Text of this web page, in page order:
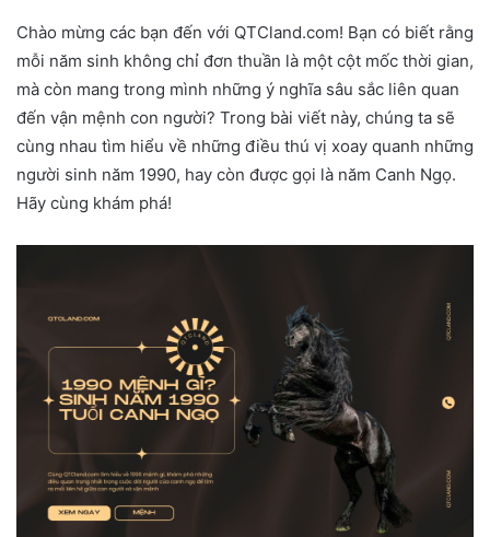
Chào mừng các bạn đến với QTCland.com! Bạn có biết rằng
mỗi năm sinh không chỉ đơn thuần là một cột mốc thời gian,
mà còn mang trong mình những ý nghĩa sâu sắc liên quan
đến vận mệnh con người? Trong bài viết này, chúng ta sẽ
cùng nhau tìm hiểu về những điều thú vị xoay quanh những
người sinh năm 1990, hay còn được gọi là năm Canh Ngọ.
Hãy cùng khám phá!